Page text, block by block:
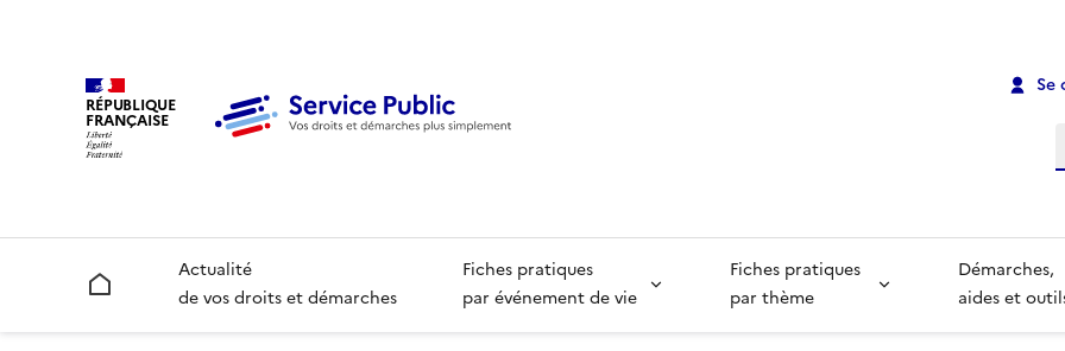
RÉPUBLIQUE
FRANÇAISE
Se
Accueil
Actualité
de vos droits et démarches
Fiches pratiques
par événement de vie
Fiches pratiques
par thème
Démarches,
aides et